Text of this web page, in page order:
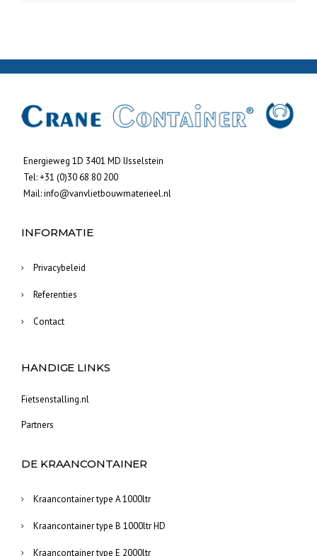
Energieweg 1D 3401 MD IJsselstein
Tel:+31 (0)30 68 80 200
Mail:info@vanvlietbouwmaterieel.nl
INFORMATIE
Privacybeleid
Referenties
Contact
HANDIGE LINKS
Fietsenstalling.nl
Partners
DE KRAANCONTAINER
Kraancontainer type A 1000ltr
Kraancontainer type B 1000ltr HD
Kraancontainer type E 2000ltr